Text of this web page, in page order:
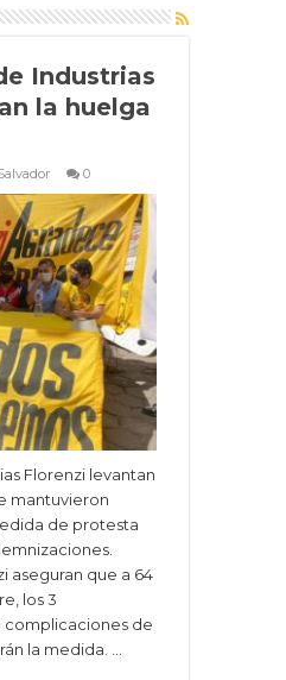
Industrias
la huelga
0
Florenzi levantan
mantuvieron
de protesta
aseguran que a 64
los 3
complicaciones de
la medida. …